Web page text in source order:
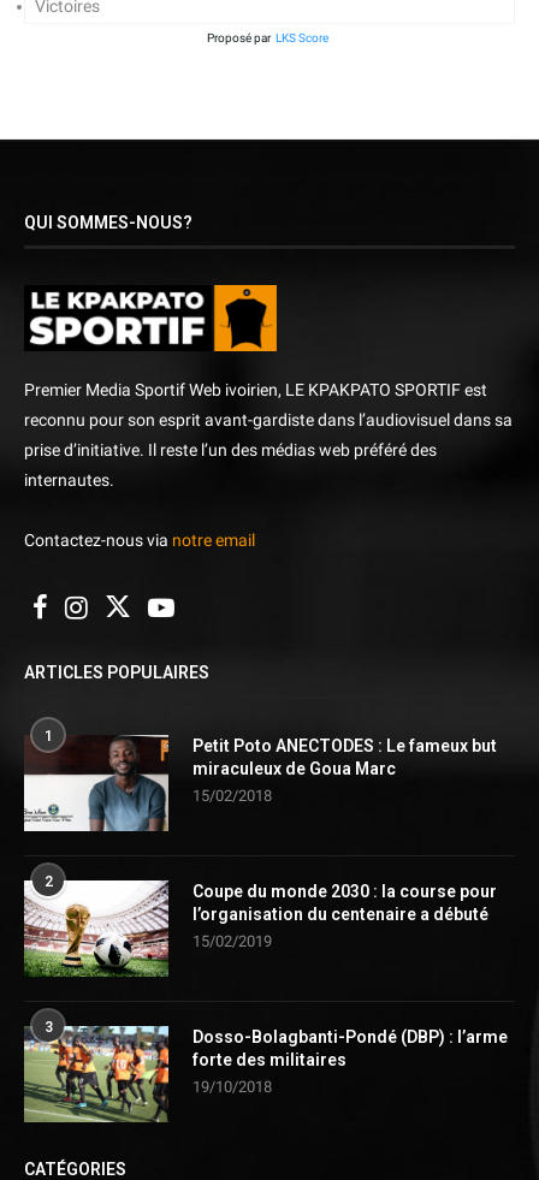
Victoires
Proposé par LKS Score
QUI SOMMES-NOUS?
Premier Media Sportif Web ivoirien, LE KPAKPATO SPORTIF est
reconnu pour son esprit avant-gardiste dans l’audiovisuel dans sa
prise d’initiative. Il reste l’un des médias web préféré des
internautes.
Contactez-nous via notre email
ARTICLES POPULAIRES
1
Petit Poto ANECTODES : Le fameux but
miraculeux de Goua Marc
15/02/2018
2
Coupe du monde 2030 : la course pour
l’organisation du centenaire a débuté
15/02/2019
3
Dosso-Bolagbanti-Pondé (DBP) : l’arme
forte des militaires
19/10/2018
CATÉGORIES